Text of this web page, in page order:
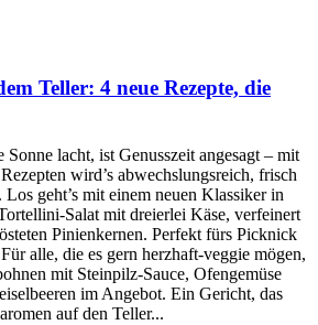
Teller: 4 neue Rezepte, die
Sonne lacht, ist Genusszeit angesagt – mit
wird’s abwechslungsreich, frisch
geht’s mit einem neuen Klassiker in
Salat mit dreierlei Käse, verfeinert
Pinienkernen. Perfekt fürs Picknick
alle, die es gern herzhaft-veggie mögen,
mit Steinpilz-Sauce, Ofengemüse
im Angebot. Ein Gericht, das
auf den Teller...